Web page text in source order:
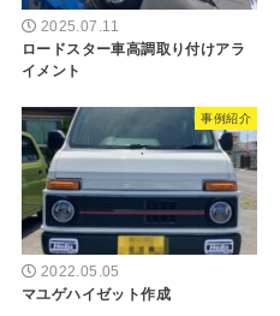
2025.07.11
ロードスター車高調取り付けアラ
イメント
事例紹介
2022.05.05
マユゲハイゼット作成